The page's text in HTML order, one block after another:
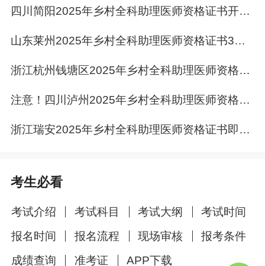
四川简阳2025年乡村全科助理医师资格证书开始发放！
山东莱州2025年乡村全科助理医师资格证书3月13日停止发放！
浙江杭州钱塘区2025年乡村全科助理医师资格证书开始发放！
注意！四川泸州2025年乡村全科助理医师资格证书今日起发放！
浙江瑞安2025年乡村全科助理医师资格证书即将现场发放！
考生必看
考试介绍 考试科目 考试大纲
考试时间
报名时间
报名流程 现场审核
报考条件
成绩查询
准考证 APP下载